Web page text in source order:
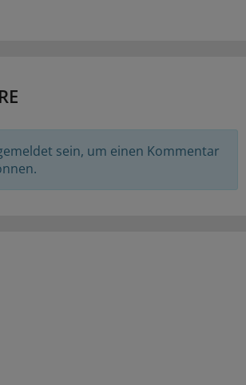
sein, um einen Kommentar